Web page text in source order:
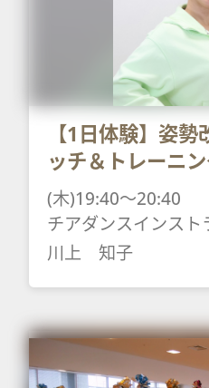
【1日体験】姿
ッチ＆トレーニ
(木)19:40～20:40
チアダンスインスト
川上 知子